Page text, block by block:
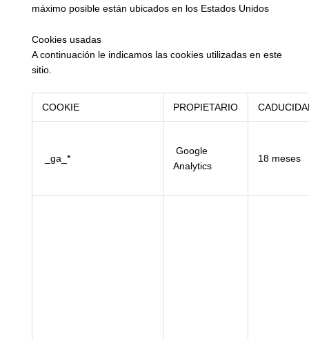
máximo posible están ubicados en los Estados Unidos
Cookies usadas
A continuación le indicamos las cookies utilizadas en este
sitio.
COOKIE PROPIETARIO
_ga_*
Google
Analytics
18 meses